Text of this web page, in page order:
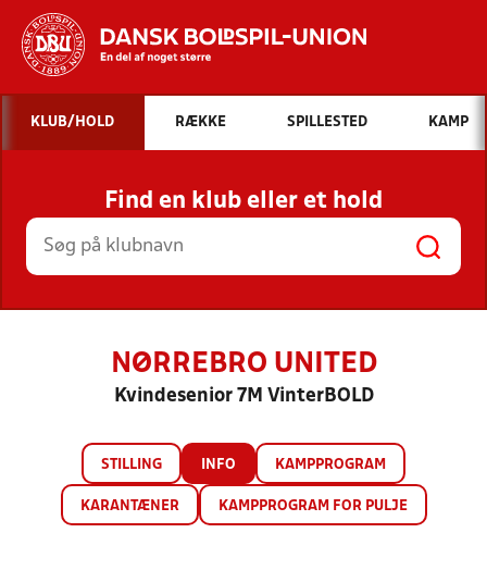
Hvad vil du søge efter?
INDHOLD OG NYHEDER
STILLINGER, RESULTATER, KLUBBER OG
HOLD
KLUB/HOLD RÆKKE SPILLESTED KAMP
Find en klub eller et hold
NØRREBRO UNITED
Kvindesenior 7M VinterBOLD
STILLING INFO KAMPPROGRAM
KARANTÆNER KAMPPROGRAM FOR PULJE